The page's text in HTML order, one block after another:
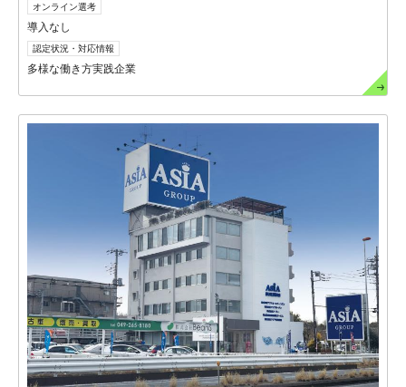
オンライン選考
導入なし
認定状況・対応情報
多様な働き方実践企業